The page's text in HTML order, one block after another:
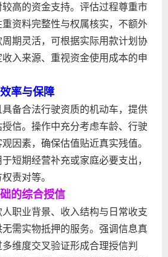
高的资金支持。评估过程尊重市
资料完整性与权属核实，不额外
期灵活，可根据实际用款计划协
入来源、重视资金使用成本的申
率与保障
备合法行驶资质的机动车，提供
信。操作中充分考虑车龄、行驶
因素，确保估值贴近真实残值。
短期经营补充或家庭必要支出，
责对等。
的综合授信
职业背景、收入结构与日常收支
需实物抵押的服务。强调信息真
维度交叉验证形成合理授信判